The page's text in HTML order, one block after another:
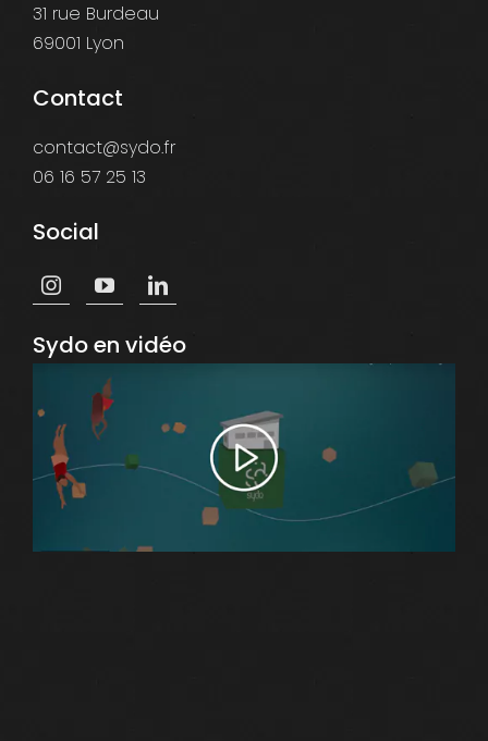
31 rue Burdeau
69001 Lyon
Contact
contact@sydo.fr
06 16 57 25 13
Social
Sydo en vidéo